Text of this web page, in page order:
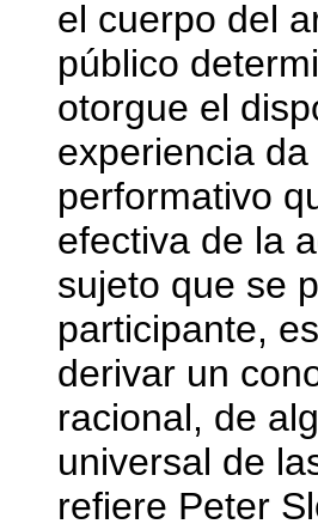
el cuerpo del
público
otorgue el
experiencia
performativo
efectiva de la
sujeto que se
participante,
derivar un
racional, de
universal de
refiere Peter